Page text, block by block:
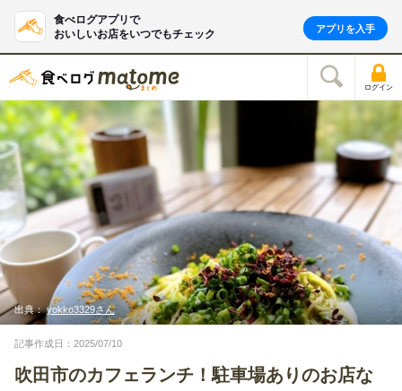
食べログアプリで
おいしいお店をいつでもチェック
アプリを入手
ログイン
出典：yokko3329さん
記事作成日：2025/07/10
吹田市のカフェランチ！駐車場ありのお店な